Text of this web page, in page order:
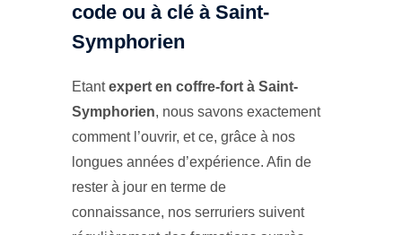
code ou à clé à Saint-
Symphorien
Etantexpert en coffre-fort à Saint-
Symphorien, nous savons exactement
comment l’ouvrir, et ce, grâce à nos
longues années d’expérience. Afin de
rester à jour en terme de
connaissance, nos serruriers suivent